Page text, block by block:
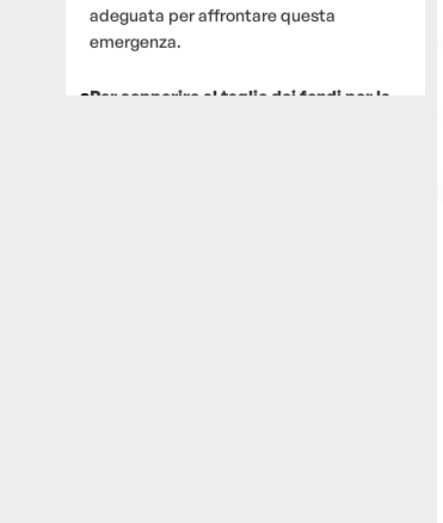
adeguata per affrontare questa
emergenza.
Per sopperire al taglio dei fondi per la